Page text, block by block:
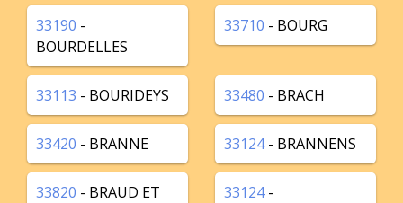
33190 -
BOURDELLES
33710 - BOURG
33113 - BOURIDEYS 33480 - BRACH
33420 - BRANNE 33124- BRANNENS
33820 - BRAUD ET
33124-